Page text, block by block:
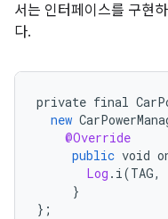
서는 인터페이스를 구현
다.
private final
new
@Override
public void
Log . i(TAG,
}
} ;